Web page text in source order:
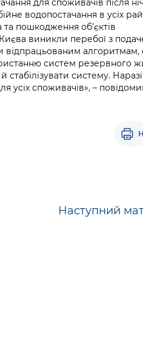
для споживачів після
водопостачання в усіх
та пошкодження об’єктів
виникли перебої з
відпрацьованим алгоритмам,
систем резервного
систему.
споживачів», –
Наступний